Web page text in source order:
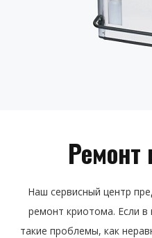
Ремонт
Наш сервисный центр
ремонт криотома. Если
такие проблемы, как